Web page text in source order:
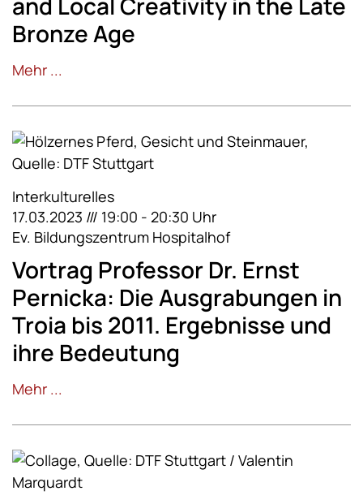
Bronze Age
Mehr ...
Interkulturelles
17.03.2023 /// 19:00 - 20:30 Uhr
Ev. Bildungszentrum Hospitalhof
Vortrag Professor Dr. Ernst
Pernicka: Die Ausgrabungen in
Troia bis 2011. Ergebnisse und
ihre Bedeutung
Mehr ...